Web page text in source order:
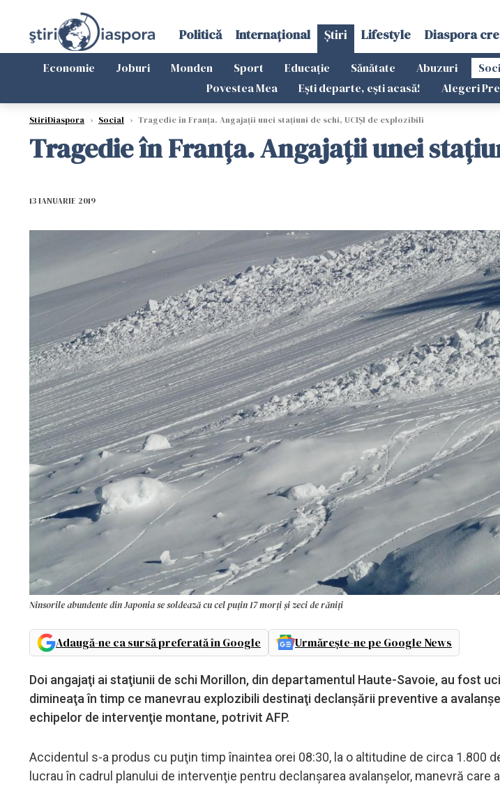
Politică Internațional Știri Lifestyle Diaspora
Economie Joburi Monden Sport Educație Sănătate Abuzuri
Povestea Mea
Ești departe, ești acasă! Alegeri
StiriDiaspora › Social › Tragedie în Franța. Angajații unei stațiuni de schi, UCIȘI de explozibili
Tragedie în Franța. Angajații unei
13 IANUARIE 2019
Ninsorile abundente din Japonia se soldează cu cel puțin 17 morți și zeci de răniți
Adaugă-ne ca sursă preferată în Google Urmărește-ne pe Google News
Doi angajaţi ai staţiunii de schi Morillon, din departamentul Haute-Savoie, au fost
dimineaţa în timp ce manevrau explozibili destinaţi declanşării preventive a
echipelor de intervenţie montane, potrivit AFP.
Accidentul s-a produs cu puţin timp înaintea orei 08:30, la o altitudine de circa 1.800
lucrau în cadrul planului de intervenţie pentru declanşarea avalanşelor, manevră care